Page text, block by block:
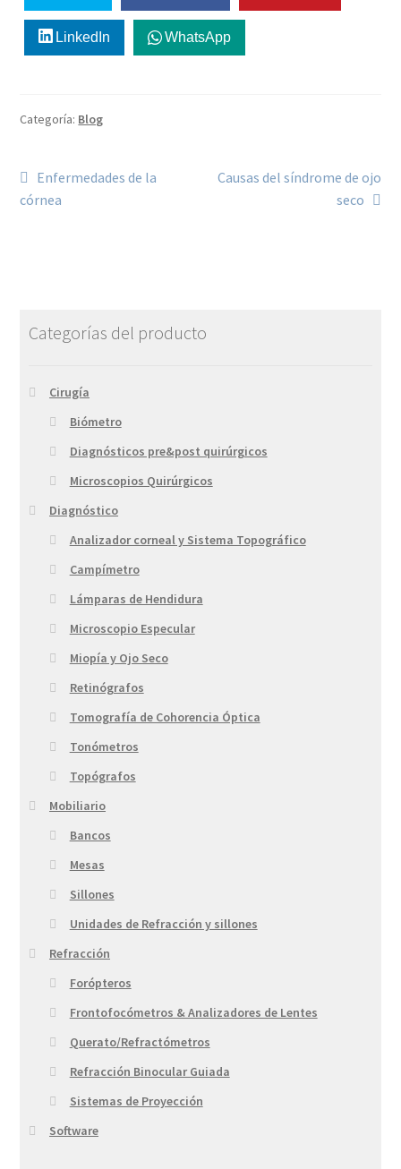
LinkedIn WhatsApp
Categoría: Blog
Enfermedades de la
córnea
Causas del síndrome de ojo
seco
Categorías del producto
Cirugía
Biómetro
Diagnósticos pre&post quirúrgicos
Microscopios Quirúrgicos
Diagnóstico
Analizador corneal y Sistema Topográfico
Campímetro
Lámparas de Hendidura
Microscopio Especular
Miopía y Ojo Seco
Retinógrafos
Tomografía de Cohorencia Óptica
Tonómetros
Topógrafos
Mobiliario
Bancos
Mesas
Sillones
Unidades de Refracción y sillones
Refracción
Forópteros
Frontofocómetros & Analizadores de Lentes
Querato/Refractómetros
Refracción Binocular Guiada
Sistemas de Proyección
Software